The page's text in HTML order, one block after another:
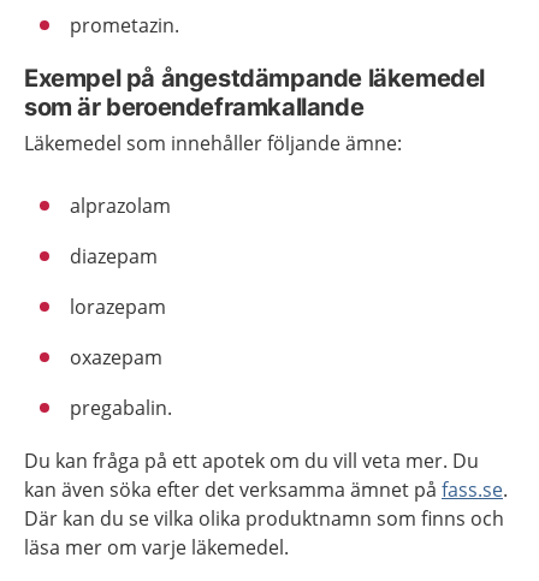
prometazin.
Exempel på ångestdämpande läkemedel
som är beroendeframkallande
Läkemedel som innehåller följande ämne:
alprazolam
diazepam
lorazepam
oxazepam
pregabalin.
Du kan fråga på ett apotek om du vill veta mer. Du
kan även söka efter det verksamma ämnet på fass.se.
Där kan du se vilka olika produktnamn som finns och
läsa mer om varje läkemedel.